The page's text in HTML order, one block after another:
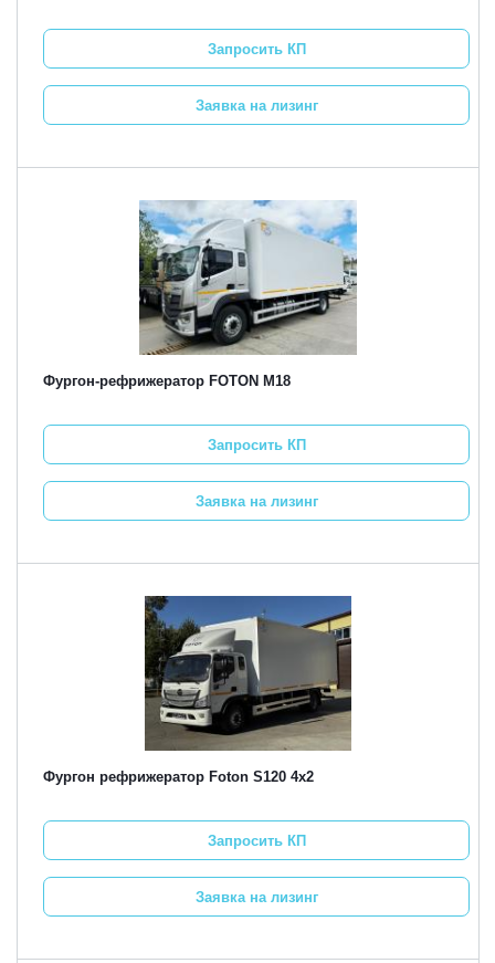
Запросить КП
Заявка на лизинг
Фургон-рефрижератор FOTON M18
Запросить КП
Заявка на лизинг
Фургон рефрижератор Foton S120 4х2
Запросить КП
Заявка на лизинг